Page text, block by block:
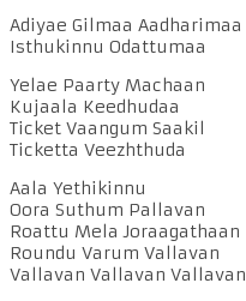
Adiyae Gilmaa Aadharimaa
Isthukinnu Odattumaa
Yelae Paarty Machaan
Kujaala Keedhudaa
Ticket Vaangum Saakil
Ticketta Veezhthuda
Aala Yethikinnu
Oora Suthum Pallavan
Roattu Mela Joraagathaan
Roundu Varum Vallavan
Vallavan Vallavan Vallavan